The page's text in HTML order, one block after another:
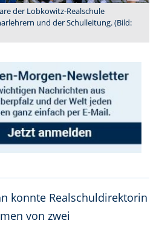
der Lobkowitz-Realschule
und der Schulleitung. (Bild:
konnte Realschuldirektorin
von zwei